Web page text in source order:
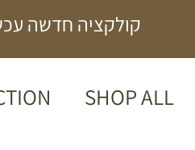
קולקציה חדשה
SHOP ALL